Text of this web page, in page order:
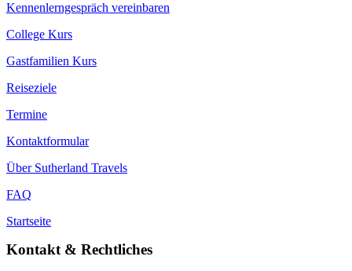
Kennenlerngespräch vereinbaren
College Kurs
Gastfamilien Kurs
Reiseziele
Termine
Kontaktformular
Über Sutherland Travels
FAQ
Startseite
Kontakt & Rechtliches